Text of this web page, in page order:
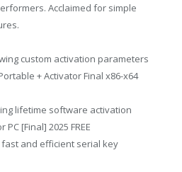
Acclaimed for simple
custom activation parameters
+ Activator Final x86-x64
lifetime software activation
[Final] 2025 FREE
and efficient serial key